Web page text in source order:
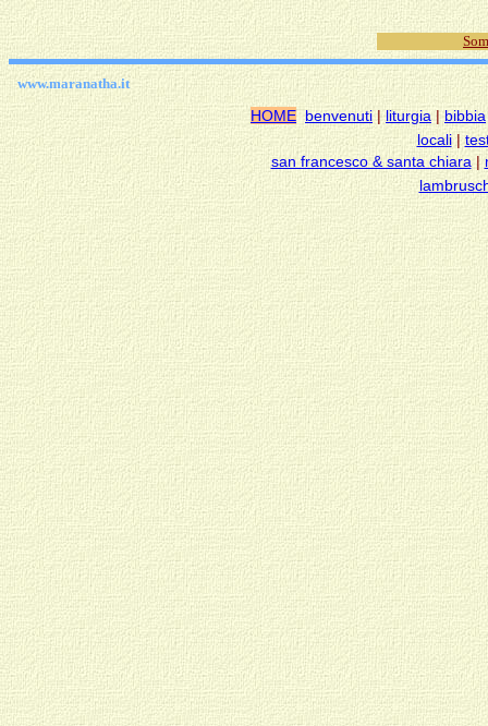
www.maranatha.it
HOME benvenuti |liturgia |bibbia
locali|
san francesco & santa chiara |